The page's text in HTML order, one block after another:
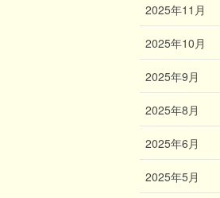
2025年11月
2025年10月
2025年9月
2025年8月
2025年6月
2025年5月